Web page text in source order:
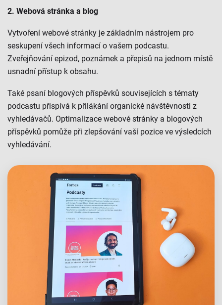
2. Webová stránka a blog
Vytvoření webové stránky je základním nástrojem pro
seskupení všech informací o vašem podcastu.
Zveřejňování epizod, poznámek a přepisů na jednom místě
usnadní přístup k obsahu.
Také psaní blogových příspěvků souvisejících s tématy
podcastu přispívá k přilákání organické návštěvnosti z
vyhledávačů. Optimalizace webové stránky a blogových
příspěvků pomůže při zlepšování vaší pozice ve výsledcích
vyhledávání.